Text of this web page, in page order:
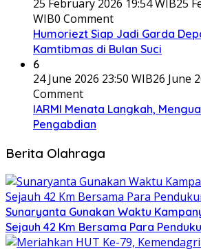
25 February 2026 19:54 WIB25
WIB0 Comment
Humoriezt Siap Jadi Garda
Kamtibmas di Bulan Suci
6
24 June 2026 23:50 WIB26 June
Comment
IARMI Menata Langkah,
Pengabdian
Berita Olahraga
Sunaryanta Gunakan Waktu
Sejauh 42 Km Bersama Para